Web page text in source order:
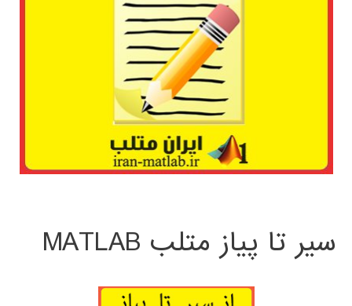
سیر تا پیاز متلب MATLAB